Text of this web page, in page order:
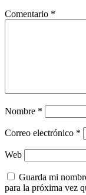
Comentario *
Nombre *
Correo electrónico *
Web
Guarda mi
para la próxima vez